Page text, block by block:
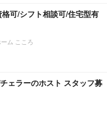
格可/シフト相談可/住宅型有
ム こころ
ェラーのホスト スタッフ募